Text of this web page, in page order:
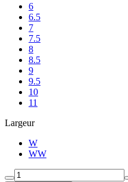
6
6.5
7
7.5
8
8.5
9
9.5
10
11
Largeur
W
WW